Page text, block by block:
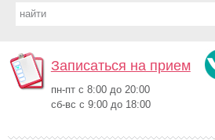
Записаться на прием
пн-пт с 8:00 до 20:00
cб-вс с 9:00 до 18:00